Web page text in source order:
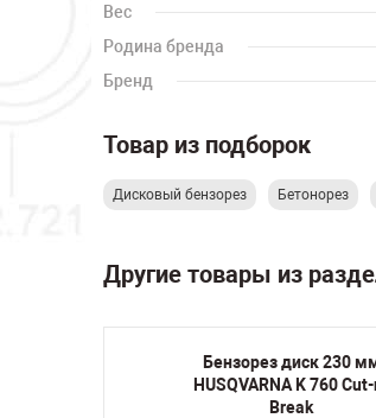
Вес
Родина бренда
Бренд
Товар из подборок
Дисковый бензорез Бетонорез
Другие товары из
Бензорез диск 230
HUSQVARNA K 760
Break